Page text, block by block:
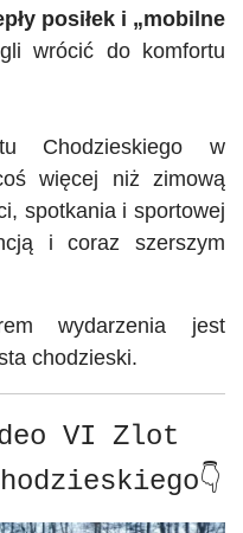
posiłek i „mobilne
wrócić do komfortu
Chodzieskiego w
więcej niż zimową
spotkania i sportowej
i coraz szerszym
wydarzenia jest
chodzieski.
VI Zlot
👇